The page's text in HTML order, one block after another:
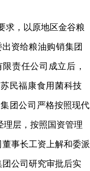
求， 以原地区金谷粮
资给粮油购销集团
责任公司成立后，
民福康食用菌科技
团公司 严格按照现代
理层，按照国资管理
董事长工资上解和委派
公司研究审批后实